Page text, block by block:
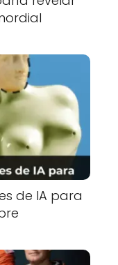
de IA para